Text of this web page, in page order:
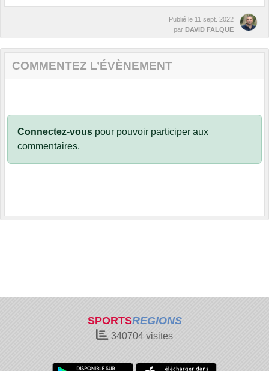
Publié le 11 sept. 2022
par DAVID FALQUE
COMMENTEZ L’ÉVÈNEMENT
Connectez-vous pour pouvoir participer aux
commentaires.
SPORTSREGIONS
340704 visites